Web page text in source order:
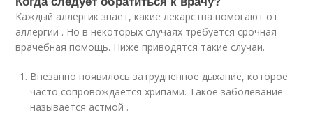
Каждый аллергик знает, какие лекарства помогают от
аллергии . Но в некоторых случаях требуется срочная
врачебная помощь. Ниже приводятся такие случаи.
Внезапно появилось затрудненное дыхание, которое
часто сопровождается хрипами. Такое заболевание
называется астмой .